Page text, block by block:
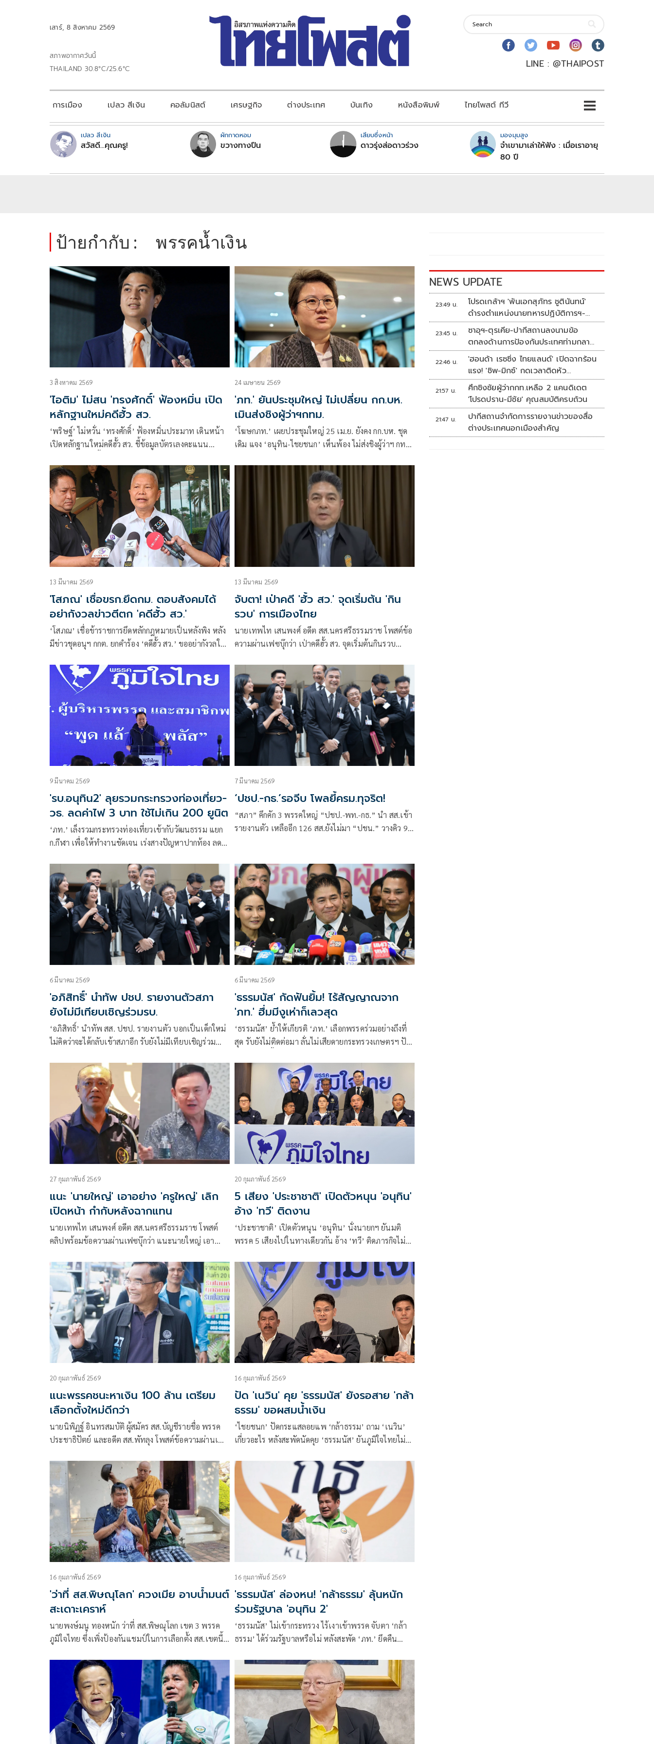
เสาร์, 8 สิงหาคม 2569
สภาพอากาศวันนี้
THAILAND 30.8°C/25.6°C
LINE : @THAIPOST
การเมือง เปลว สีเงิน คอลัมนิสต์ เศรษฐกิจ ต่างประเทศ บันเทิง หนังสือพิมพ์ ไทยโพสต์ ทีวี
เปลว สีเงิน
สวัสดี...คุณครู!
ผักกาดหอม
ขวางทางปืน
เสียบซึ่งหน้า
ดาวรุ่งส่อดาวร่วง
มองมุมสูง
จำเขามาเล่าให้ฟัง : เมื่อเราอายุ
80 ปี
ป้ายกำกับ : พรรคน้ำเงิน
3 สิงหาคม 2569
'ไอติม' ไม่สน 'ทรงศักดิ์' ฟ้องหมิ่น เปิด
หลักฐานใหม่คดีฮั้ว สว.
‘พริษฐ์’ ไม่หวั่น ‘ทรงศักดิ์’ ฟ้องหมิ่นประมาท เดินหน้า
เปิดหลักฐานใหม่คดีฮั้ว สว. ชี้ข้อมูลบัตรเลงคะแนน
24 เมษายน 2569
'ภท.' ยันประชุมใหญ่ ไม่เปลี่ยน กก.บห.
เมินส่งชิงผู้ว่าฯกทม.
‘โฆษกภท.’ เผยประชุมใหญ่ 25 เม.ย. ยังคง กก.บห. ชุด
เดิม แจง ‘อนุทิน-ไชยชนก’ เห็นพ้อง ไม่ส่งชิงผู้ว่าฯ กทม.
13 มีนาคม 2569
'โสภณ' เชื่อขรก.ยึดกม. ตอบสังคมได้
อย่ากังวลข่าวตีตก 'คดีฮั้ว สว.'
‘โสภณ’ เชื่อข้าราชการยึดหลักกฎหมายเป็นหลังพิง หลัง
มีข่าวชุดอนุฯ กกต. ยกคำร้อง ‘คดีฮั้ว สว.’ ขออย่ากังวลใน
13 มีนาคม 2569
จับตา! เป่าคดี 'ฮั้ว สว.' จุดเริ่มต้น 'กิน
รวบ' การเมืองไทย
นายเทพไท เสนพงศ์ อดีต สส.นครศรีธรรมราช โพสต์ข้อ
ความผ่านเฟซบุ๊กว่า เป่าคดีฮั้ว สว. จุดเริ่มต้นกินรวบ
9 มีนาคม 2569
'รบ.อนุทิน2' ลุยรวมกระทรวงท่องเที่ยว-
วธ. ลดค่าไฟ 3 บาท ใช้ไม่เกิน 200 ยูนิต
‘ภท.’ เล็งรวมกระทรวงท่องเที่ยวเข้ากับวัฒนธรรม แยก
ก.กีฬา เพื่อให้ทำงานชัดเจน เร่งสางปัญหาปากท้อง ลด
คลอดใน 3 เดือน ส่วนแก้รธน. ไม่รีบ
7 มีนาคม 2569
‘ปชป.-กธ.’รอจีบ โพลยี้ครม.ทุจริต!
“สภา” คึกคัก 3 พรรคใหญ่ “ปชป.-พท.-กธ.” นำ สส.เข้า
รายงานตัว เหลืออีก 126 สส.ยังไม่มา “ปชน.” วางคิว 9
6 มีนาคม 2569
'อภิสิทธิ์' นำทัพ ปชป. รายงานตัวสภา
ยังไม่มีเทียบเชิญร่วมรบ.
‘อภิสิทธิ์’ นำทัพ สส. ปชป. รายงานตัว บอกเป็นเด็กใหม่
ไม่คิดว่าจะได้กลับเข้าสภาอีก รับยังไม่มีเทียบเชิญร่วม
ทาง พาทัวร์สภาฯ ยันห้องสุริยัน
6 มีนาคม 2569
'ธรรมนัส' กัดฟันยิ้ม! ไร้สัญญาณจาก
'ภท.' ฮึ่มมีงูเห่าก็เลวสุด
‘ธรรมนัส’ ย้ำให้เกียรติ ‘ภท.’ เลือกพรรคร่วมอย่างถึงที่
สุด รับยังไม่ติดต่อมา ลั่นไม่เสียดายกระทรวงเกษตรฯ ปัด
กล้าเผ่นเป็นนักการเมืองที่เลวที่สุด
27 กุมภาพันธ์ 2569
แนะ 'นายใหญ่' เอาอย่าง 'ครูใหญ่' เลิก
เปิดหน้า กำกับหลังฉากแทน
นายเทพไท เสนพงศ์ อดีต สส.นครศรีธรรมราช โพสต์
คลิปพร้อมข้อความผ่านเฟซบุ๊กว่า แนะนายใหญ่ เอา
20 กุมภาพันธ์ 2569
5 เสียง 'ประชาชาติ' เปิดตัวหนุน 'อนุทิน'
อ้าง 'ทวี' ติดงาน
‘ประชาชาติ’ เปิดตัวหนุน ‘อนุทิน’ นั่งนายกฯ ยันมติ
พรรค 5 เสียงไปในทางเดียวกัน อ้าง ‘ทวี’ ติดภารกิจไม่ได้
แข่งกีฬา เกมจบเป็นเพื่อนกัน
20 กุมภาพันธ์ 2569
แนะพรรคชนะหาเงิน 100 ล้าน เตรียม
เลือกตั้งใหม่ดีกว่า
นายนิพิฏฐ์ อินทรสมบัติ ผู้สมัคร สส.บัญชีรายชื่อ พรรค
ประชาธิปัตย์ และอดีต สส.พัทลุง โพสต์ข้อความผ่านเฟ
16 กุมภาพันธ์ 2569
ปัด 'เนวิน' คุย 'ธรรมนัส' ยังรอสาย 'กล้า
ธรรม' ขอผสมน้ำเงิน
‘ไชยชนก’ ปัดกระแสลอยแพ ‘กล้าธรรม’ ถาม ‘เนวิน’
เกี่ยวอะไร หลังสะพัดนัดคุย ‘ธรรมนัส’ ยันภูมิใจไทยไม่ได้
เอง ย้ำยังไม่แบ่งกระทรวงฯ รอ กตต.รับรองก่อน
16 กุมภาพันธ์ 2569
'ว่าที่ สส.พิษณุโลก' ควงเมีย อาบน้ำมนต์
สะเดาะเคราห์
นายพงษ์มนู ทองหนัก ว่าที่ สส.พิษณุโลก เขต 3 พรรค
ภูมิใจไทย ซึ่งเพิ่งป้องกันแชมป์ในการเลือกตั้ง สส.เขตนี้
16 กุมภาพันธ์ 2569
'ธรรมนัส' ล่องหน! 'กล้าธรรม' ลุ้นหนัก
ร่วมรัฐบาล 'อนุทิน 2'
‘ธรรมนัส’ ไม่เข้ากระทรวง ไร้เงาเข้าพรรค จับตา ‘กล้า
ธรรม’ ได้ร่วมรัฐบาลหรือไม่ หลังสะพัด ‘ภท.’ ยึดคืน
NEWS UPDATE
23:49 น.
โปรดเกล้าฯ 'พันเอกสุภัทร ชูตินันทน์'
ดำรงตำแหน่งนายทหารปฏิบัติการฯ-
พระราชทานยศ 'พลตรี'
23:45 น.
ซาอุฯ-ตุรเคีย-ปากีสถานลงนามข้อ
ตกลงด้านการป้องกันประเทศท่ามกลาง
สงครามในภูมิภาค
22:46 น.
'ฮอนด้า เรซซิ่ง ไทยแลนด์' เปิดฉากร้อน
แรง! 'ชิพ-มิกซ์' กดเวลาติดหัว
แถว ARRC สนาม 4 ที่มัลดาลิกา
21:57 น.
ศึกชิงชัยผู้ว่ากกท.เหลือ 2 แคนดิเดต
'โปรดปราน-มีชัย' คุณสมบัติครบถ้วน
21:47 น.
ปากีสถานจำกัดการรายงานข่าวของสื่อ
ต่างประเทศนอกเมืองสำคัญ